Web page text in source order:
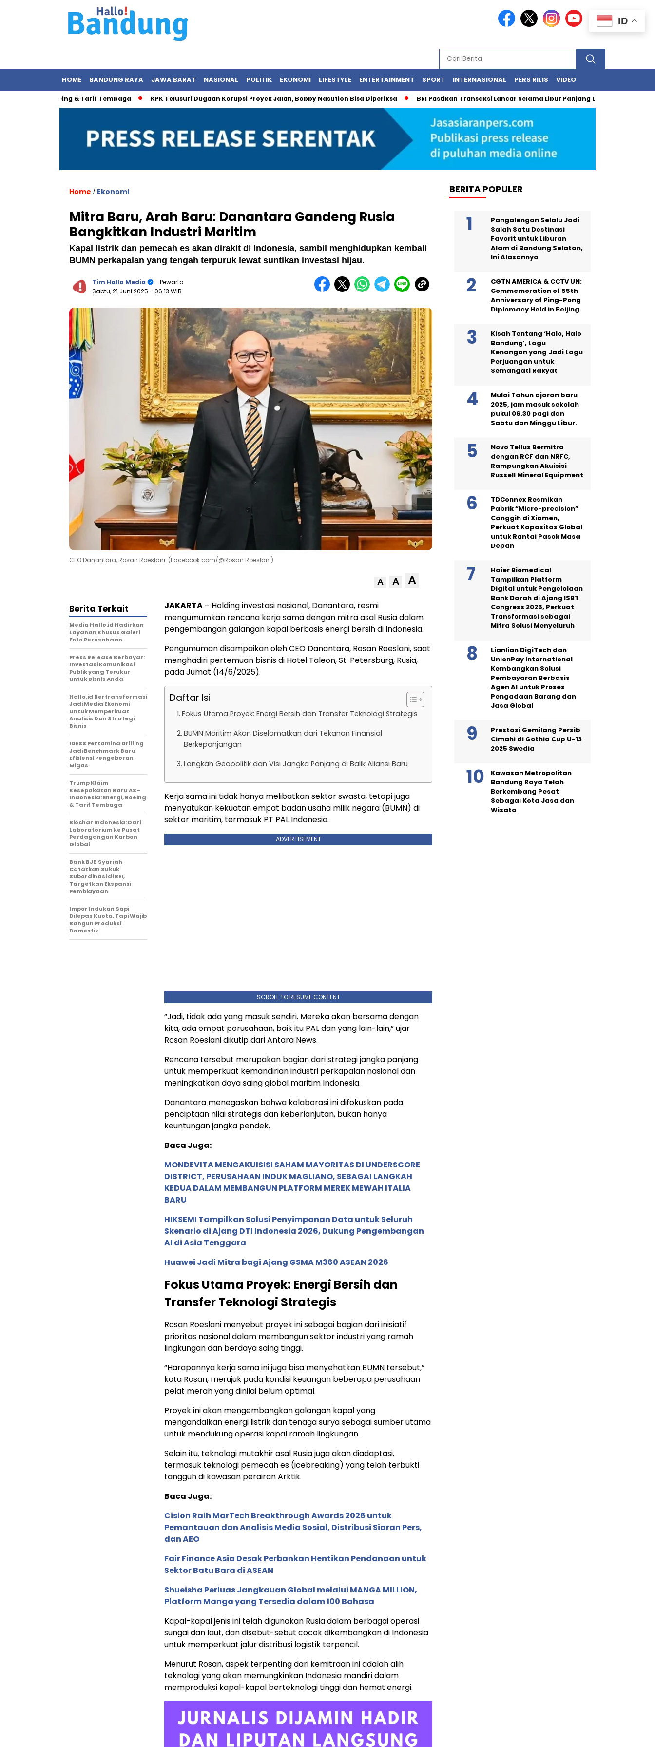
HOME BANDUNG RAYA JAWA BARAT NASIONAL POLITIK EKONOMI LIFESTYLE ENTERTAINMENT SPORT INTERNASIONAL PERS RILIS VIDEO
Boeing & Tarif Tembaga KPK Telusuri Dugaan Korupsi Proyek Jalan, Bobby Nasution Bisa Diperiksa BRI Pastikan Transaksi Lancar Selama Libur Panjang Lewat BRImo dan
Home / Ekonomi
Mitra Baru, Arah Baru: Danantara Gandeng Rusia
Bangkitkan Industri Maritim
Kapal listrik dan pemecah es akan dirakit di Indonesia, sambil menghidupkan kembali
BUMN perkapalan yang tengah terpuruk lewat suntikan investasi hijau.
Tim Hallo Media
- Pewarta
Sabtu, 21 Juni 2025 - 06:13 WIB
CEO Danantara, Rosan Roeslani. (Facebook.com/@Rosan Roeslani)
A A A
JAKARTA – Holding investasi nasional, Danantara, resmi
mengumumkan rencana kerja sama dengan mitra asal Rusia dalam
pengembangan galangan kapal berbasis energi bersih di Indonesia.
Pengumuman disampaikan oleh CEO Danantara, Rosan Roeslani, saat
menghadiri pertemuan bisnis di Hotel Taleon, St. Petersburg, Rusia,
pada Jumat (14/6/2025).
Daftar Isi
Fokus Utama Proyek: Energi Bersih dan Transfer Teknologi Strategis
BUMN Maritim Akan Diselamatkan dari Tekanan Finansial
Berkepanjangan
Langkah Geopolitik dan Visi Jangka Panjang di Balik Aliansi Baru
Kerja sama ini tidak hanya melibatkan sektor swasta, tetapi juga
menyatukan kekuatan empat badan usaha milik negara (BUMN) di
sektor maritim, termasuk PT PAL Indonesia.
ADVERTISEMENT
SCROLL TO RESUME CONTENT
“Jadi, tidak ada yang masuk sendiri. Mereka akan bersama dengan
kita, ada empat perusahaan, baik itu PAL dan yang lain-lain,” ujar
Rosan Roeslani dikutip dari Antara News.
Rencana tersebut merupakan bagian dari strategi jangka panjang
untuk memperkuat kemandirian industri perkapalan nasional dan
meningkatkan daya saing global maritim Indonesia.
Danantara menegaskan bahwa kolaborasi ini difokuskan pada
penciptaan nilai strategis dan keberlanjutan, bukan hanya
keuntungan jangka pendek.
Baca Juga:
MONDEVITA MENGAKUISISI SAHAM MAYORITAS DI UNDERSCORE
DISTRICT, PERUSAHAAN INDUK MAGLIANO, SEBAGAI LANGKAH
KEDUA DALAM MEMBANGUN PLATFORM MEREK MEWAH ITALIA
BARU
HIKSEMI Tampilkan Solusi Penyimpanan Data untuk Seluruh
Skenario di Ajang DTI Indonesia 2026, Dukung Pengembangan
AI di Asia Tenggara
Huawei Jadi Mitra bagi Ajang GSMA M360 ASEAN 2026
Fokus Utama Proyek: Energi Bersih dan
Transfer Teknologi Strategis
Rosan Roeslani menyebut proyek ini sebagai bagian dari inisiatif
prioritas nasional dalam membangun sektor industri yang ramah
lingkungan dan berdaya saing tinggi.
“Harapannya kerja sama ini juga bisa menyehatkan BUMN tersebut,”
kata Rosan, merujuk pada kondisi keuangan beberapa perusahaan
pelat merah yang dinilai belum optimal.
Proyek ini akan mengembangkan galangan kapal yang
mengandalkan energi listrik dan tenaga surya sebagai sumber utama
untuk mendukung operasi kapal ramah lingkungan.
Selain itu, teknologi mutakhir asal Rusia juga akan diadaptasi,
termasuk teknologi pemecah es (icebreaking) yang telah terbukti
tangguh di kawasan perairan Arktik.
Baca Juga:
Cision Raih MarTech Breakthrough Awards 2026 untuk
Pemantauan dan Analisis Media Sosial, Distribusi Siaran Pers,
dan AEO
Fair Finance Asia Desak Perbankan Hentikan Pendanaan untuk
Sektor Batu Bara di ASEAN
Shueisha Perluas Jangkauan Global melalui MANGA MILLION,
Platform Manga yang Tersedia dalam 100 Bahasa
Kapal-kapal jenis ini telah digunakan Rusia dalam berbagai operasi
sungai dan laut, dan disebut-sebut cocok dikembangkan di Indonesia
untuk memperkuat jalur distribusi logistik terpencil.
Menurut Rosan, aspek terpenting dari kemitraan ini adalah alih
teknologi yang akan memungkinkan Indonesia mandiri dalam
memproduksi kapal-kapal berteknologi tinggi dan hemat energi.
Berita Terkait
Media Hallo.id Hadirkan
Layanan Khusus Galeri
Foto Perusahaan
Press Release Berbayar:
Investasi Komunikasi
Publik yang Terukur
untuk Bisnis Anda
Hallo.id Bertransformasi
Jadi Media Ekonomi
Untuk Memperkuat
Analisis Dan Strategi
Bisnis
IDESS Pertamina Drilling
Jadi Benchmark Baru
Efisiensi Pengeboran
Migas
Trump Klaim
Kesepakatan Baru AS–
Indonesia: Energi, Boeing
& Tarif Tembaga
Biochar Indonesia: Dari
Laboratorium ke Pusat
Perdagangan Karbon
Global
Bank BJB Syariah
Catatkan Sukuk
Subordinasi di BEI,
Targetkan Ekspansi
Pembiayaan
Impor Indukan Sapi
Dilepas Kuota, Tapi Wajib
Bangun Produksi
Domestik
BERITA POPULER
Pangalengan Selalu Jadi
Salah Satu Destinasi
Favorit untuk Liburan
Alam di Bandung Selatan,
Ini Alasannya
CGTN AMERICA & CCTV UN:
Commemoration of 55th
Anniversary of Ping-Pong
Diplomacy Held in Beijing
Kisah Tentang ‘Halo, Halo
Bandung’, Lagu
Kenangan yang Jadi Lagu
Perjuangan untuk
Semangati Rakyat
Mulai Tahun ajaran baru
2025, jam masuk sekolah
pukul 06.30 pagi dan
Sabtu dan Minggu Libur.
Novo Tellus Bermitra
dengan RCF dan NRFC,
Rampungkan Akuisisi
Russell Mineral Equipment
TDConnex Resmikan
Pabrik “Micro-precision”
Canggih di Xiamen,
Perkuat Kapasitas Global
untuk Rantai Pasok Masa
Depan
Haier Biomedical
Tampilkan Platform
Digital untuk Pengelolaan
Bank Darah di Ajang ISBT
Congress 2026, Perkuat
Transformasi sebagai
Mitra Solusi Menyeluruh
Lianlian DigiTech dan
UnionPay International
Kembangkan Solusi
Pembayaran Berbasis
Agen AI untuk Proses
Pengadaan Barang dan
Jasa Global
Prestasi Gemilang Persib
Cimahi di Gothia Cup U-13
2025 Swedia
Kawasan Metropolitan
Bandung Raya Telah
Berkembang Pesat
Sebagai Kota Jasa dan
Wisata
ID